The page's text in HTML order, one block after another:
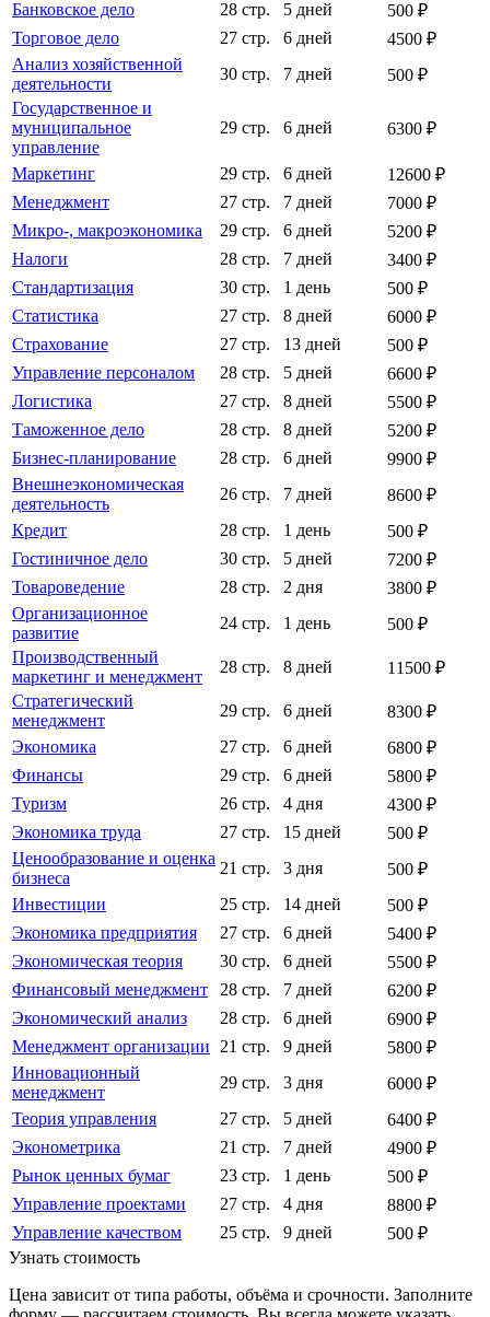
Банковское дело 28 стр. 5 дней
500 ₽
Торговое дело
27 стр. 6 дней
4500 ₽
Анализ хозяйственной
деятельности
30 стр. 7 дней
500 ₽
Государственное и
муниципальное
управление
29 стр. 6 дней 6300 ₽
Маркетинг 29 стр. 6 дней
12600 ₽
Менеджмент
27 стр. 7 дней
7000 ₽
Микро-, макроэкономика
29 стр. 6 дней
5200 ₽
Налоги
28 стр. 7 дней
3400 ₽
Стандартизация
30 стр. 1 день
500 ₽
Статистика
27 стр. 8 дней
6000 ₽
Страхование
27 стр. 13 дней
500 ₽
Управление персоналом
28 стр. 5 дней
6600 ₽
Логистика
27 стр. 8 дней
5500 ₽
Таможенное дело
28 стр. 8 дней
5200 ₽
Бизнес-планирование
28 стр. 6 дней
9900 ₽
Внешнеэкономическая
деятельность
26 стр. 7 дней
8600 ₽
Кредит
28 стр. 1 день
500 ₽
Гостиничное дело
30 стр. 5 дней
7200 ₽
Товароведение
28 стр. 2 дня
3800 ₽
Организационное
развитие
24 стр. 1 день
500 ₽
Производственный
маркетинг и менеджмент
28 стр. 8 дней
11500 ₽
Стратегический
менеджмент
29 стр. 6 дней
8300 ₽
Экономика
27 стр. 6 дней
6800 ₽
Финансы
29 стр. 6 дней
5800 ₽
Туризм
26 стр. 4 дня
4300 ₽
Экономика труда
27 стр. 15 дней
500 ₽
Ценообразование и оценка
бизнеса
21 стр. 3 дня
500 ₽
Инвестиции
25 стр. 14 дней
500 ₽
Экономика предприятия
27 стр. 6 дней
5400 ₽
Экономическая теория
30 стр. 6 дней
5500 ₽
Финансовый менеджмент
28 стр. 7 дней
6200 ₽
Экономический анализ
28 стр. 6 дней
6900 ₽
Менеджмент организации
21 стр. 9 дней
5800 ₽
Инновационный
менеджмент
29 стр. 3 дня
6000 ₽
Теория управления
27 стр. 5 дней
6400 ₽
Эконометрика
21 стр. 7 дней
4900 ₽
Рынок ценных бумаг
23 стр. 1 день
500 ₽
Управление проектами
27 стр. 4 дня
8800 ₽
Управление качеством
25 стр. 9 дней
500 ₽
Узнать стоимость
Цена зависит от типа работы, объёма и срочности. Заполните